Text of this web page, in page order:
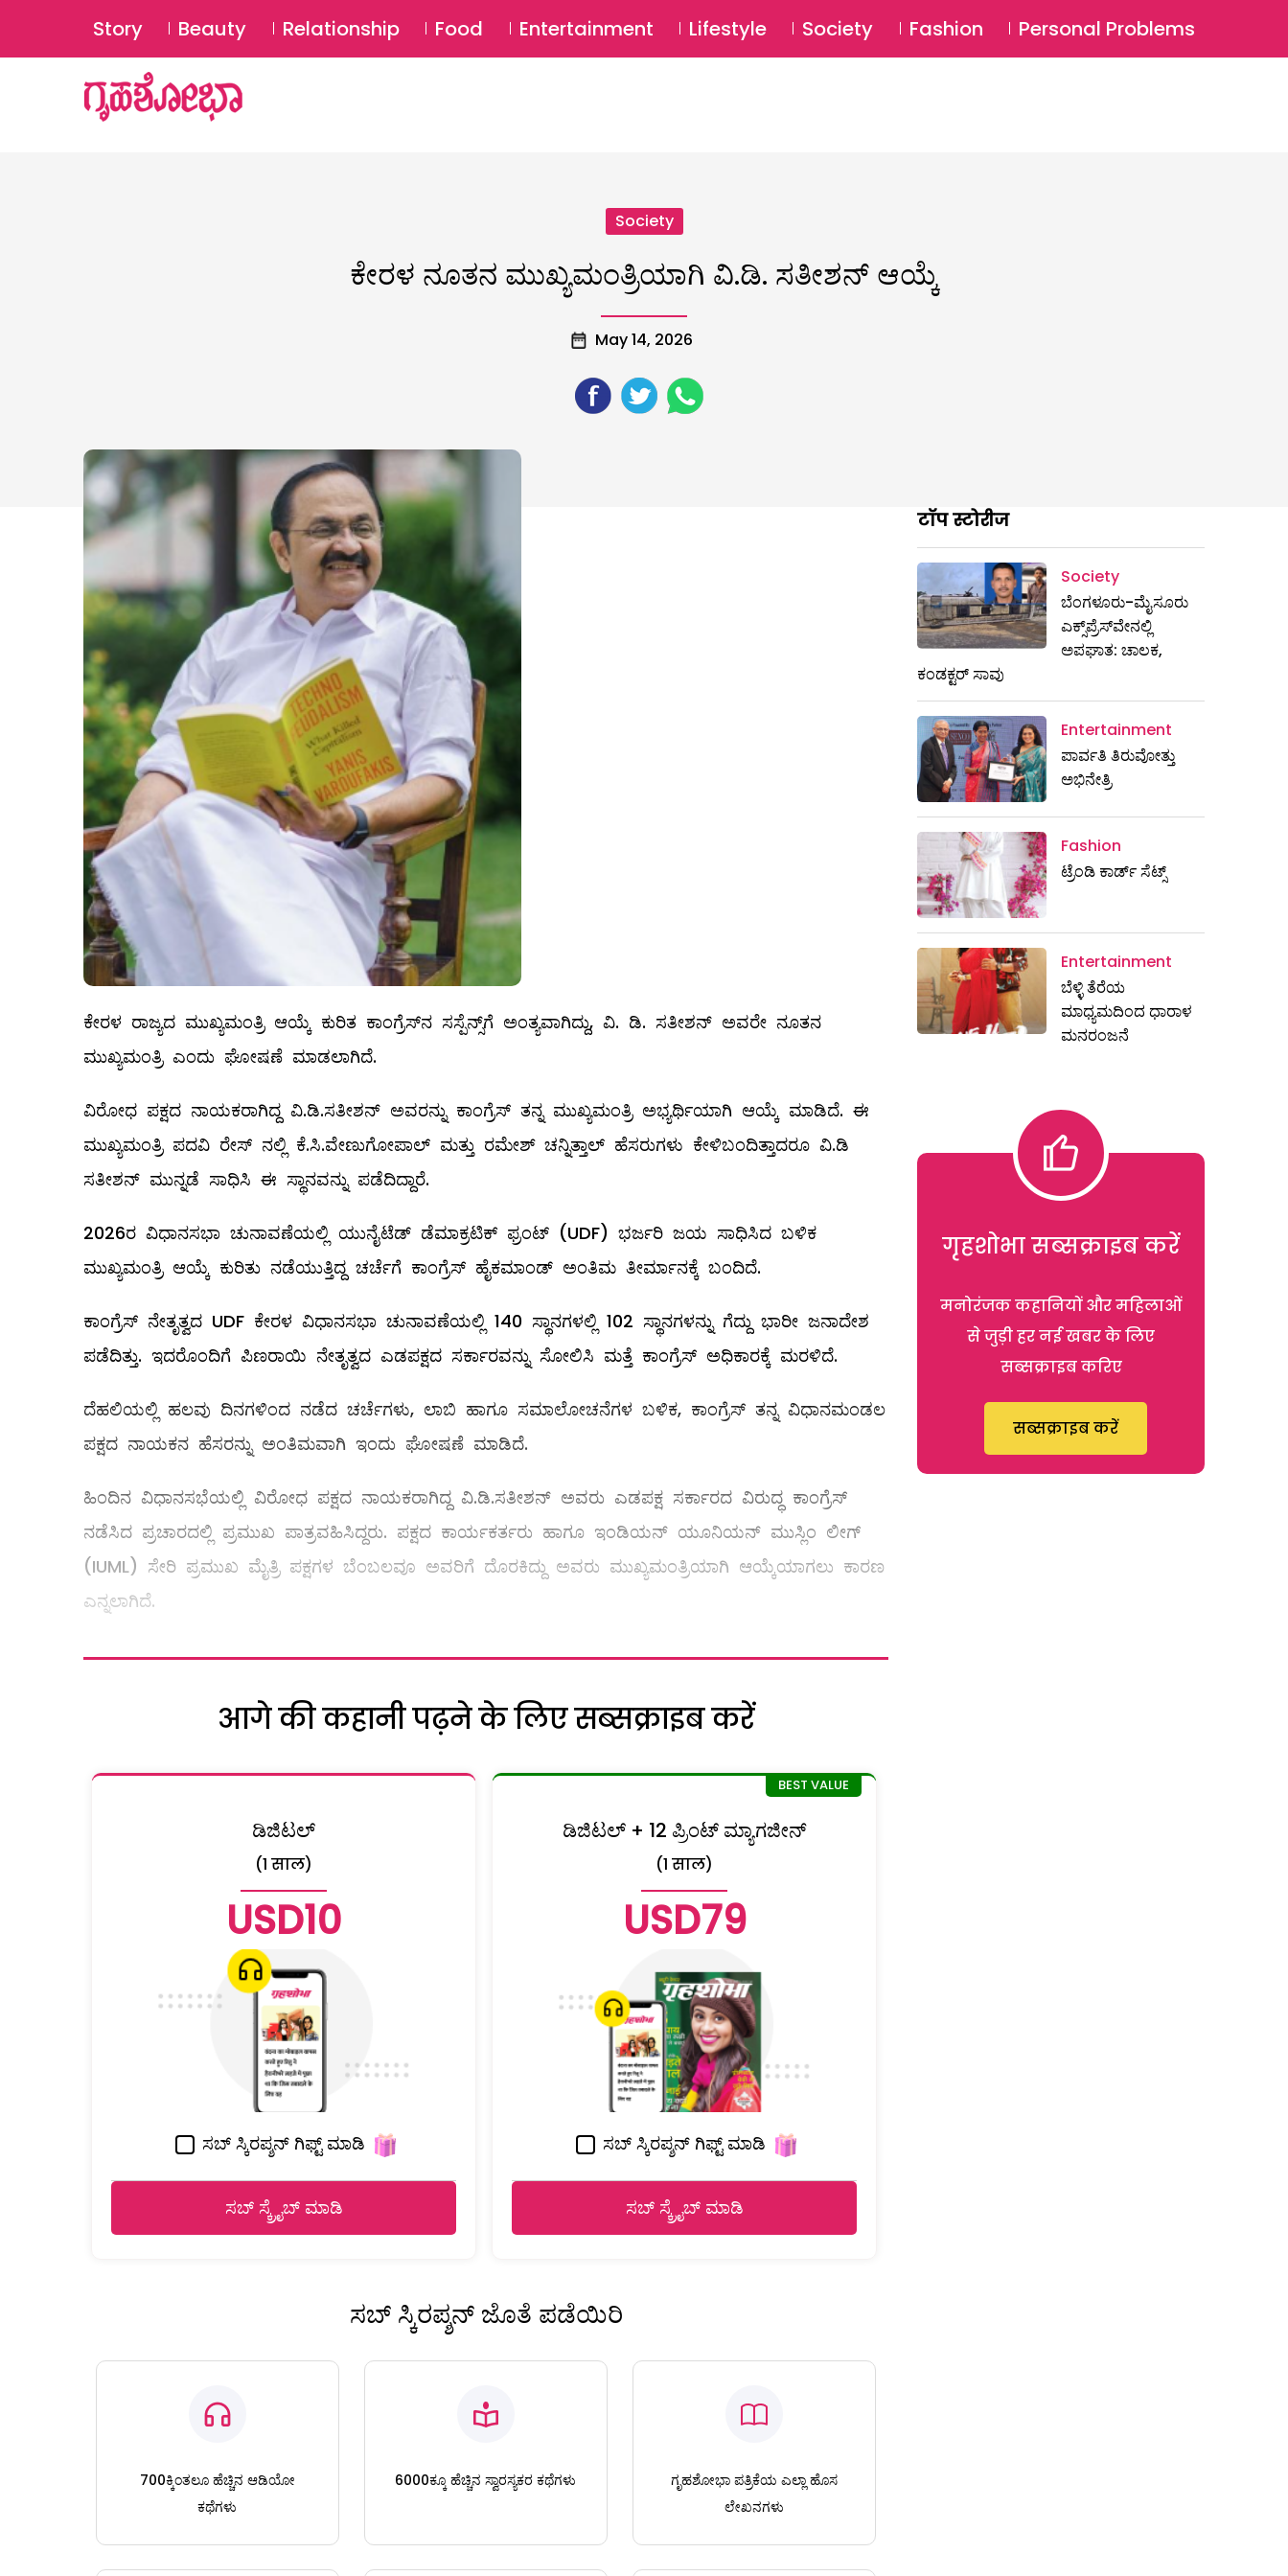
SUBSCRIBE Login ⚲
Story Beauty Relationship Food Entertainment Lifestyle Society Fashion Personal Problems
Society
ಕೇರಳ ನೂತನ ಮುಖ್ಯಮಂತ್ರಿಯಾಗಿ ವಿ.ಡಿ. ಸತೀಶನ್​ ಆಯ್ಕೆ
May 14, 2026
ಕೇರಳ ರಾಜ್ಯದ ಮುಖ್ಯಮಂತ್ರಿ ಆಯ್ಕೆ ಕುರಿತ ಕಾಂಗ್ರೆಸ್‌ನ ಸಸ್ಪೆನ್ಸ್‌ಗೆ ಅಂತ್ಯವಾಗಿದ್ದು, ವಿ. ಡಿ. ಸತೀಶನ್ ಅವರೇ ನೂತನ
ಮುಖ್ಯಮಂತ್ರಿ ಎಂದು ಘೋಷಣೆ ಮಾಡಲಾಗಿದೆ.
ವಿರೋಧ ಪಕ್ಷದ ನಾಯಕರಾಗಿದ್ದ ವಿ.ಡಿ.ಸತೀಶನ್​ ಅವರನ್ನು ಕಾಂಗ್ರೆಸ್ ತನ್ನ ಮುಖ್ಯಮಂತ್ರಿ ಅಭ್ಯರ್ಥಿಯಾಗಿ ಆಯ್ಕೆ ಮಾಡಿದೆ. ಈ
ಮುಖ್ಯಮಂತ್ರಿ ಪದವಿ ರೇಸ್ ನಲ್ಲಿ ಕೆ.ಸಿ.ವೇಣುಗೋಪಾಲ್​ ಮತ್ತು ರಮೇಶ್​ ಚನ್ನಿತ್ತಾಲ್​ ಹೆಸರುಗಳು ಕೇಳಿಬಂದಿತ್ತಾದರೂ ವಿ.ಡಿ
ಸತೀಶನ್ ಮುನ್ನಡೆ ಸಾಧಿಸಿ ಈ ಸ್ಥಾನವನ್ನು ಪಡೆದಿದ್ದಾರೆ.
2026ರ ವಿಧಾನಸಭಾ ಚುನಾವಣೆಯಲ್ಲಿ ಯುನೈಟೆಡ್ ಡೆಮಾಕ್ರಟಿಕ್ ಫ್ರಂಟ್ (UDF) ಭರ್ಜರಿ ಜಯ ಸಾಧಿಸಿದ ಬಳಿಕ
ಮುಖ್ಯಮಂತ್ರಿ ಆಯ್ಕೆ ಕುರಿತು ನಡೆಯುತ್ತಿದ್ದ ಚರ್ಚೆಗೆ ಕಾಂಗ್ರೆಸ್ ಹೈಕಮಾಂಡ್ ಅಂತಿಮ ತೀರ್ಮಾನಕ್ಕೆ ಬಂದಿದೆ.
ಕಾಂಗ್ರೆಸ್ ನೇತೃತ್ವದ UDF ಕೇರಳ ವಿಧಾನಸಭಾ ಚುನಾವಣೆಯಲ್ಲಿ 140 ಸ್ಥಾನಗಳಲ್ಲಿ 102 ಸ್ಥಾನಗಳನ್ನು ಗೆದ್ದು ಭಾರೀ ಜನಾದೇಶ
ಪಡೆದಿತ್ತು. ಇದರೊಂದಿಗೆ ಪಿಣರಾಯಿ ನೇತೃತ್ವದ ಎಡಪಕ್ಷದ ಸರ್ಕಾರವನ್ನು ಸೋಲಿಸಿ ಮತ್ತೆ ಕಾಂಗ್ರೆಸ್ ಅಧಿಕಾರಕ್ಕೆ ಮರಳಿದೆ.
ದೆಹಲಿ‌ಯಲ್ಲಿ ಹಲವು ದಿನಗಳಿಂದ ನಡೆದ ಚರ್ಚೆಗಳು, ಲಾಬಿ ಹಾಗೂ ಸಮಾಲೋಚನೆಗಳ ಬಳಿಕ, ಕಾಂಗ್ರೆಸ್ ತನ್ನ ವಿಧಾನಮಂಡಲ
ಪಕ್ಷದ ನಾಯಕನ ಹೆಸರನ್ನು ಅಂತಿಮವಾಗಿ ಇಂದು ಘೋಷಣೆ ಮಾಡಿದೆ.
ಹಿಂದಿನ ವಿಧಾನಸಭೆಯಲ್ಲಿ ವಿರೋಧ ಪಕ್ಷದ ನಾಯಕರಾಗಿದ್ದ ವಿ.ಡಿ.ಸತೀಶನ್​ ಅವರು ಎಡಪಕ್ಷ ಸರ್ಕಾರದ ವಿರುದ್ಧ ಕಾಂಗ್ರೆಸ್
ನಡೆಸಿದ ಪ್ರಚಾರದಲ್ಲಿ ಪ್ರಮುಖ ಪಾತ್ರವಹಿಸಿದ್ದರು. ಪಕ್ಷದ ಕಾರ್ಯಕರ್ತರು ಹಾಗೂ ಇಂಡಿಯನ್ ಯೂನಿಯನ್ ಮುಸ್ಲಿಂ ಲೀಗ್
(IUML) ಸೇರಿ ಪ್ರಮುಖ ಮೈತ್ರಿ ಪಕ್ಷಗಳ ಬೆಂಬಲವೂ ಅವರಿಗೆ ದೊರಕಿದ್ದು ಅವರು ಮುಖ್ಯಮಂತ್ರಿಯಾಗಿ ಆಯ್ಕೆಯಾಗಲು ಕಾರಣ
ಎನ್ನಲಾಗಿದೆ.
आगे की कहानी पढ़ने के लिए सब्सक्राइब करें
ಡಿಜಿಟಲ್
(1 साल)
USD10
ಸಬ್ ಸ್ಕಿರಪ್ಶನ್ ಗಿಫ್ಟ್ ಮಾಡಿ
ಸಬ್ ಸ್ಕ್ರೈಬ್ ಮಾಡಿ
ಡಿಜಿಟಲ್ + 12 ಪ್ರಿಂಟ್ ಮ್ಯಾಗಜೀನ್
(1 साल)
USD79
ಸಬ್ ಸ್ಕಿರಪ್ಶನ್ ಗಿಫ್ಟ್ ಮಾಡಿ
ಸಬ್ ಸ್ಕ್ರೈಬ್ ಮಾಡಿ
ಸಬ್ ಸ್ಕಿರಪ್ಶನ್ ಜೊತೆ ಪಡೆಯಿರಿ
700ಕ್ಕಿಂತಲೂ ಹೆಚ್ಚಿನ ಆಡಿಯೋ
ಕಥೆಗಳು
6000ಕ್ಕೂ ಹೆಚ್ಚಿನ ಸ್ವಾರಸ್ಯಕರ ಕಥೆಗಳು
ಗೃಹಶೋಭಾ ಪತ್ರಿಕೆಯ ಎಲ್ಲಾ ಹೊಸ
ಲೇಖನಗಳು
टॉप स्टोरीज
Society
ಬೆಂಗಳೂರು-ಮೈಸೂರು
ಎಕ್ಸ್​ಪ್ರೆಸ್‌ವೇನಲ್ಲಿ
ಅಪಘಾತ: ಚಾಲಕ,
ಕಂಡಕ್ಟರ್ ಸಾವು
Entertainment
ಪಾರ್ವತಿ ತಿರುವೋತ್ತು
ಅಭಿನೇತ್ರಿ
Fashion
ಟ್ರೆಂಡಿ ಕಾರ್ಡ್‌ ಸೆಟ್ಸ್
Entertainment
ಬೆಳ್ಳಿ ತೆರೆಯ
ಮಾಧ್ಯಮದಿಂದ ಧಾರಾಳ
ಮನರಂಜನೆ
गृहशोभा सब्सक्राइब करें
मनोरंजक कहानियों और महिलाओं
से जुड़ी हर नई खबर के लिए
सब्सक्राइब करिए
सब्सक्राइब करें